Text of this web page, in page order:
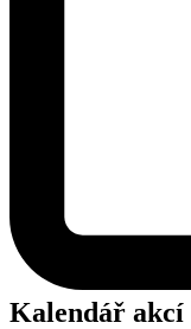
Kalendář akcí